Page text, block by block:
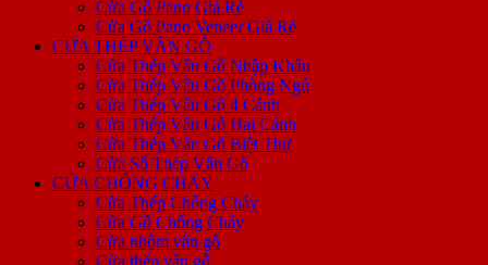
Cửa Gỗ Pano Giá Rẻ
Cửa Gỗ Pano Veneer Giá Rẻ
CỬA THÉP VÂN GỖ
Cửa Thép Vân Gỗ Nhập Khẩu
Cửa Thép Vân Gỗ Phòng Ngủ
Cửa Thép Vân Gỗ 4 Cánh
Cửa Thép Vân Gỗ Hai Cánh
Cửa Thép Vân Gỗ Biệt Thự
Cửa Sổ Thép Vân Gỗ
CỬA CHỐNG CHÁY
Cửa Thép Chống Cháy
Cửa Gỗ Chống Cháy
Cửa nhôm vân gỗ